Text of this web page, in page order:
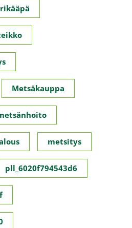
Metsäkauppa
metsitys
pll_6020f794543d6